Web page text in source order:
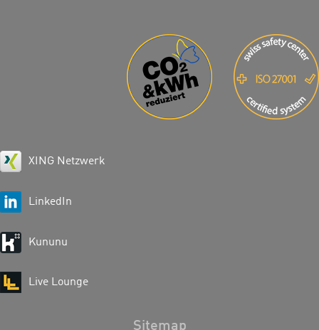
XING Netzwerk
LinkedIn
Kununu
Live Lounge
Sitemap